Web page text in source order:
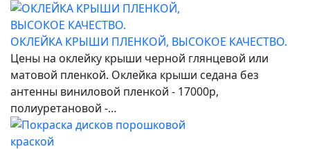
ОКЛЕЙКА КРЫШИ ПЛЕНКОЙ, ВЫСОКОЕ КАЧЕСТВО.
Цены на оклейку крыши черной глянцевой или
матовой пленкой. Оклейка крыши седана без
антенны виниловой пленкой - 17000р,
полиуретановой -…